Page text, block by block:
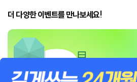
더 다양한 이벤트를 만나보세요!